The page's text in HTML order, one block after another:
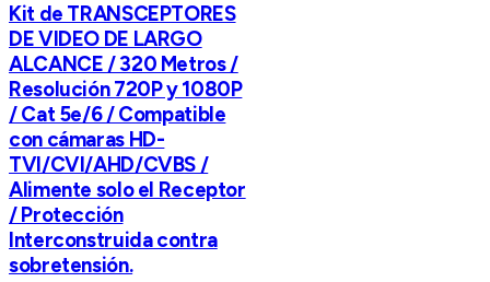
Kit de TRANSCEPTORES
DE VIDEO DE LARGO
ALCANCE / 320 Metros /
Resolución 720P y 1080P
/ Cat 5e/6 / Compatible
con cámaras HD-
TVI/CVI/AHD/CVBS /
Alimente solo el Receptor
/ Protección
Interconstruida contra
sobretensión.